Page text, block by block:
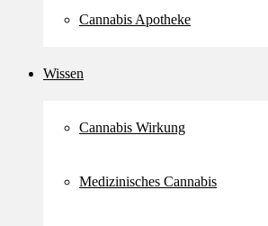
Cannabis Apotheke
Wissen
Cannabis Wirkung
Medizinisches Cannabis